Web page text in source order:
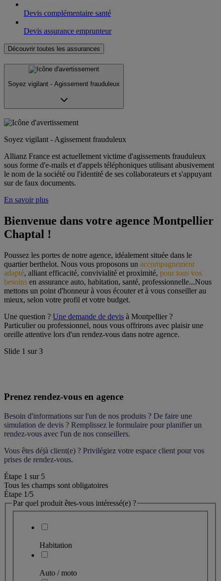
Devis complémentaire santé
Devis assurance emprunteur
Découvrir toutes les assurances
Soyez vigilant - Agissement frauduleux
Soyez vigilant - Agissement frauduleux
Allianz France est actuellement victime d'agissements frauduleux
sous forme d'e-mails et d'appels téléphoniques utilisant abusivement
le nom de la société ou l'identité de ses collaborateurs et s'appuyant
sur de faux documents.
En savoir plus
Bienvenue dans votre agence Montpellier
Chaptal !
Poussez les portes de notre agence, idéalement située dans le
quartier berthelot. Nous vous proposons un accompagnement
adapté, alliant efficacité, convivialité et proximité, pour tous vos
besoins en assurance auto, habitation, santé, professionnelle...Nous
mettons un point d'honneur à vous écouter et à vous conseiller au
mieux, selon votre profil et votre budget.
Une question ? Une demande de devis à Montpellier ?
Particulier ou professionnel, nous vous offrirons avec plaisir une
oreille attentive lors d'un rendez-vous dans notre agence.
Slide 1 sur3
Prenez rendez-vous en agence
Besoin d'informations sur l'un de nos produits ? De faire une
simulation de devis ? Remplissez le formulaire pour planifier un
rendez-vous avec l'un de nos conseillers.
Vous êtes déjà client(e) ? Privilégiez votre espace client pour vos
prises de rendez-vous.
Étape 1 sur 5
Tous les champs sont obligatoires
Étape 1/5
Par quel produit êtes-vous intéressé(e) ?
Habitation
Auto / moto